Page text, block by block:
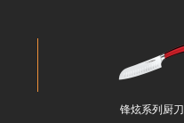
锋炫系列厨刀